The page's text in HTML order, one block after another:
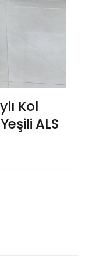
Kol
ALS